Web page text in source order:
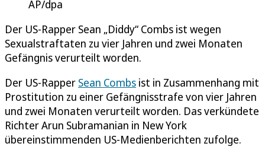
AP/dpa
Der US-Rapper Sean „Diddy“ Combs ist wegen
Sexualstraftaten zu vier Jahren und zwei Monaten
Gefängnis verurteilt worden.
Der US-Rapper Sean Combs ist in Zusammenhang mit
Prostitution zu einer Gefängnisstrafe von vier Jahren
und zwei Monaten verurteilt worden. Das verkündete
Richter Arun Subramanian in New York
übereinstimmenden US-Medienberichten zufolge.